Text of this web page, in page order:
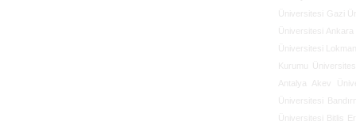
Üniversitesi
Gazi
Üniversitesi
Ankara
Üniversitesi
Kurumu
Antalya Akev
Üniversitesi
Üniversitesi
Bitlis